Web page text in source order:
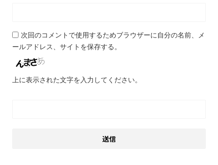
次回のコメントで使用するためブラウザーに自分の名前、メ
ールアドレス、サイトを保存する。
上に表示された文字を入力してください。